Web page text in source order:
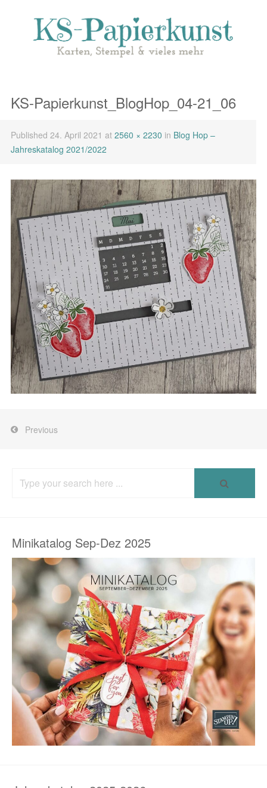
KS-Papierkunst_BlogHop_04-21_06
Published 24. April 2021 at 2560 × 2230 in Blog Hop –
Jahreskatalog 2021/2022
Previous
for:
Minikatalog Sep-Dez 2025